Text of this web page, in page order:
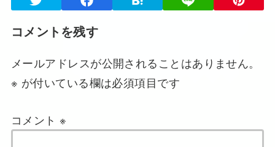
コメントを残す
メールアドレスが公開されることはありません。
※ が付いている欄は必須項目です
コメント ※